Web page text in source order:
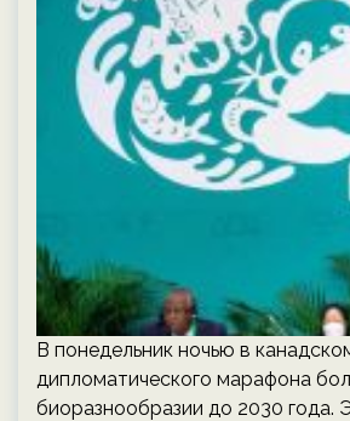
В понедельник ночью в
дипломатического марафона
биоразнообразии до 2030 года.